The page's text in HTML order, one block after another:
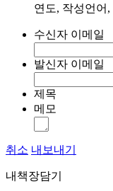
연도, 작성언어
수신자 이메일
발신자 이메일
제목
메모
취소 내보내기
내책장담기